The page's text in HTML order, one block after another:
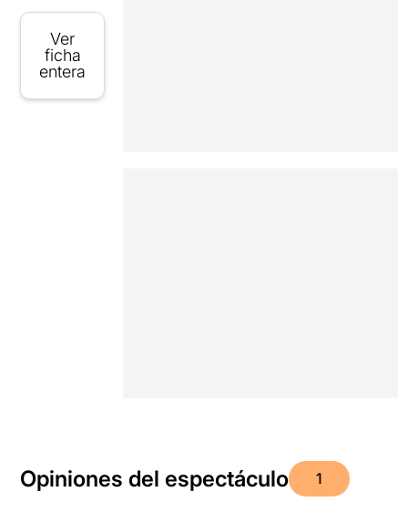
Ver
ficha
entera
Opiniones del espectáculo 1